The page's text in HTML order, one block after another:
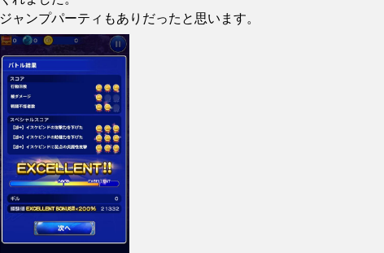
ジャンプパーティもありだったと思います。